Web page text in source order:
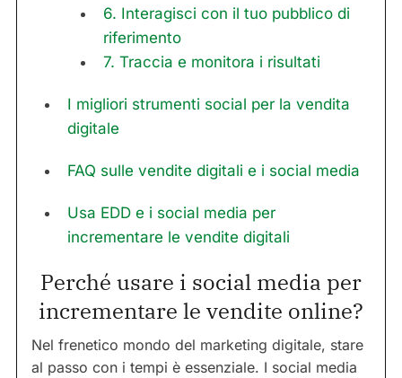
6. Interagisci con il tuo pubblico di
riferimento
7. Traccia e monitora i risultati
I migliori strumenti social per la vendita
digitale
FAQ sulle vendite digitali e i social media
Usa EDD e i social media per
incrementare le vendite digitali
Perché usare i social media per
incrementare le vendite online?
Nel frenetico mondo del marketing digitale, stare
al passo con i tempi è essenziale. I social media